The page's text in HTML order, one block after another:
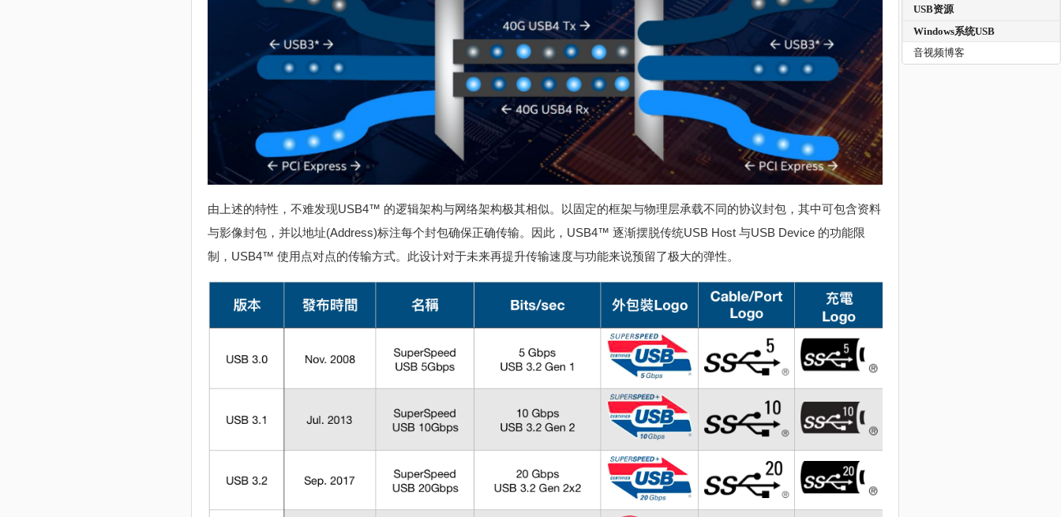
由上述的特性，不难发现USB4™ 的逻辑架构与网络架构极其相似。以固定的框架与物理层承载不同的协议封包，其中可包含资料
与影像封包，并以地址(Address)标注每个封包确保正确传输。因此，USB4™ 逐渐摆脱传统USB Host 与USB Device 的功能限
制，USB4™ 使用点对点的传输方式。此设计对于未来再提升传输速度与功能来说预留了极大的弹性。
USB资源
Windows系统USB
音视频博客